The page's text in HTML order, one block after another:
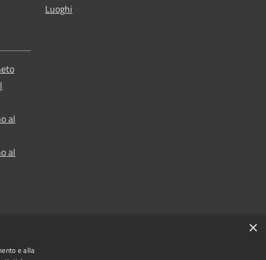
Luoghi
al
al
×
e alla